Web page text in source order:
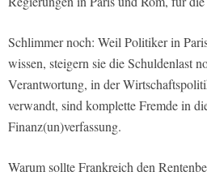
Schlimmer noch: Weil Politiker in
wissen, steigern sie die Schuldenlast
Verantwortung, in der
verwandt, sind komplette Fremde in
Finanz(un)verfassung.
Warum sollte Frankreich den